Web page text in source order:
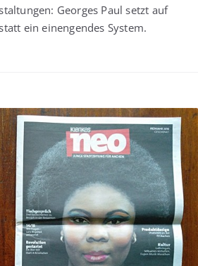
Geor­ges Paul setzt auf
ein ein­engen­des System.